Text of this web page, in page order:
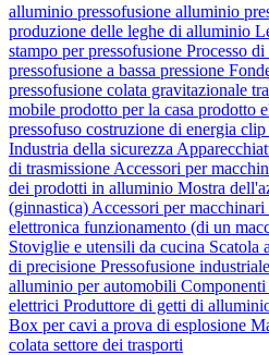
alluminio pressofusione alluminio
produzione delle leghe di alluminio
stampo per pressofusione Processo
pressofusione a bassa pressione
pressofusione colata gravitazionale
mobile prodotto per la casa prodotto
pressofuso costruzione di energia clip
Industria della sicurezza
di trasmissione Accessori per
dei prodotti in alluminio Mostra
(ginnastica) Accessori per macchinari
elettronica funzionamento (di un
Stoviglie e utensili da cucina Scatola
di precisione Pressofusione
alluminio per automobili
elettrici Produttore di getti di
Box per cavi a prova di esplosione
colata settore dei trasporti